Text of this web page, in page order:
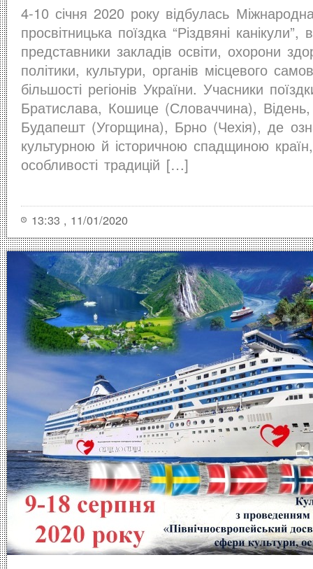
4-10 січня 2020 року відбулась
просвітницька поїздка “Різдвяні
представники закладів освіти, охорони
політики, культури, органів місцевого
більшості регіонів України. Учасники
Братислава, Кошице (Словаччина),
Будапешт (Угорщина), Брно (Чехія), де
культурною й історичною спадщиною
особливості традицій […]
13:33 , 11/01/2020